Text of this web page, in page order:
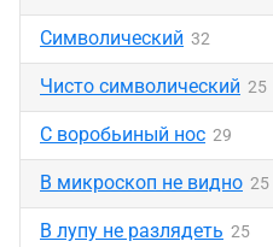
Символический 32
Чисто символический 25
С воробьиный нос 29
В микроскоп не видно 25
В лупу не разлядеть 25